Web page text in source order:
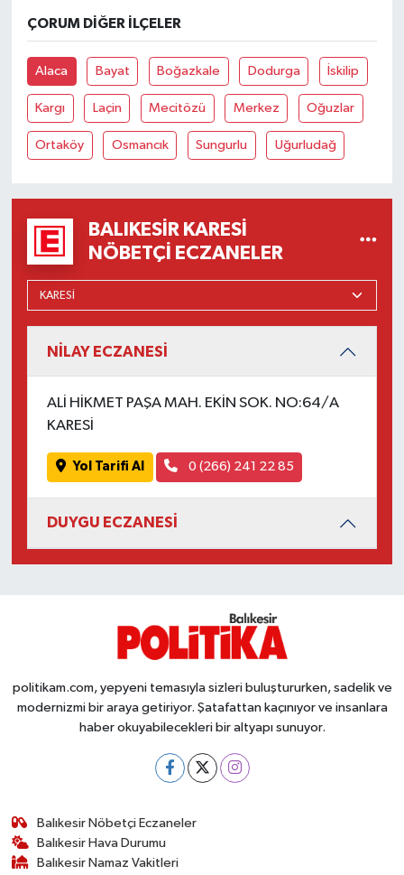
ÇORUM DIĞER İLÇELER
Alaca Bayat Boğazkale Dodurga İskilip
Kargı Laçin Mecitözü Merkez Oğuzlar
Ortaköy Osmancık Sungurlu Uğurludağ
BALIKESIR KARESI
NÖBETÇI ECZANELER
NİLAY ECZANESİ
ALİ HİKMET PAŞA MAH. EKİN SOK. NO:64/A
KARESİ
Yol Tarifi Al 0 (266) 241 22 85
DUYGU ECZANESİ
politikam.com, yepyeni temasıyla sizleri buluştururken, sadelik ve
modernizmi bir araya getiriyor. Şatafattan kaçınıyor ve insanlara
haber okuyabilecekleri bir altyapı sunuyor.
Balıkesir Nöbetçi Eczaneler
Balıkesir Hava Durumu
Balıkesir Namaz Vakitleri
OLAY
OTOMOTİV
Resmi İlanlar
SAĞLIK
SEYAHAT
SİYASET
Sındırgı
SPOR
Susurluk
TARİHTE BUGÜN
VİZYONDAKİLER